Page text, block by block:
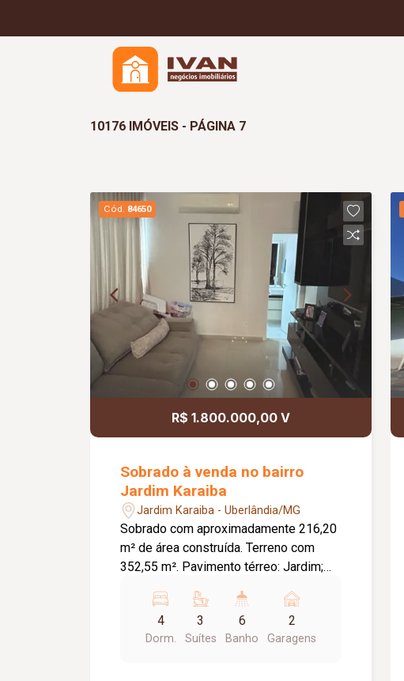
10176 IMÓVEIS - PÁGINA 7
Cód. 84650
R$ 1.800.000,00 V
Sobrado à venda no bairro
Jardim Karaiba
Jardim Karaiba - Uberlândia/MG
Sobrado com aproximadamente 216,20
m² de área construída. Terreno com
352,55 m². Pavimento térreo: Jardim;
Banheiro social; Cozinha; Lavanderia;
Despensa; Varanda gourmet com
churrasqueira e banheiro; Piscina
4
Dorm.
3
Suítes
6
Banho
2
Garagens